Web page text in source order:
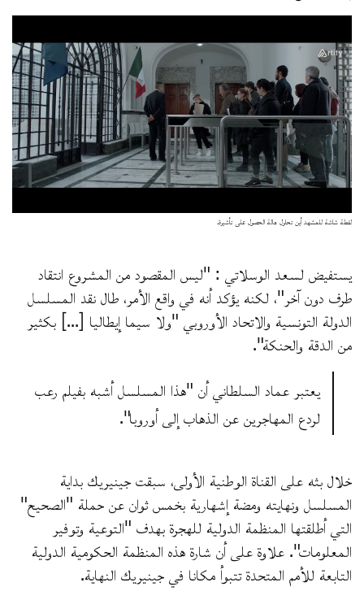
لقطة شاشة للمشهد أين تحاول هالة الحصول على تأشيرة.
يستفيض لسعد الوسلاتي : "ليس المقصود من المشروع انتقاد
طرف دون آخر"، لكنه يؤكد أنه في واقع الأمر، طال نقد المسلسل
الدولة التونسية والاتحاد الأوروبي "ولا سيما إيطاليا [...] بكثير
من الدقة والحنكة".
يعتبر عماد السلطاني أن "هذا المسلسل أشبه بفيلم رعب
لردع المهاجرين عن الذهاب إلى أوروبا".
خلال بثه على القناة الوطنية الأولى، سبقت جينيريك بداية
المسلسل ونهايته ومضة إشهارية بخمس ثوان عن حملة "الصحيح"
التي أطلقتها المنظمة الدولية للهجرة بهدف "التوعية وتوفير
المعلومات". علاوة على أن شارة هذه المنظمة الحكومية الدولية
التابعة للأمم المتحدة تتبوأ مكانا في جينيريك النهاية.